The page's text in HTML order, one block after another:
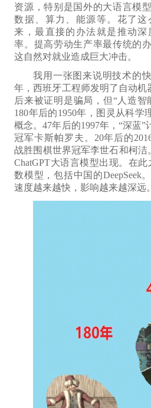
资源，特别是国外的大语言模
数据、算力、能源等。花了这
来，最直接的办法就是推动
率。提高劳动生产率最传统的
这自然对就业造成巨大冲击。
我用一张图来说明技术的
年，西班牙工程师发明了自动机
后来被证明是骗局，但“人造智
180年后的1950年，图灵 从科学
概念。47年后的1997年，“深蓝
冠军卡斯帕罗夫。20年后的
战胜围棋世界冠军李世石和柯洁
ChatGPT大语言模型出现。在
数模型，包括中国的DeepSeek
速度越来越快，影响越来越深远。